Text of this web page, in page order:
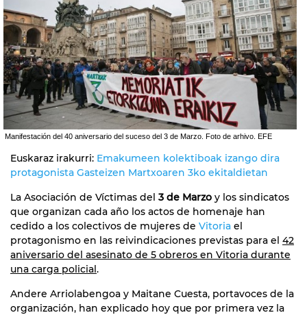
Manifestación del 40 aniversario del suceso del 3 de Marzo. Foto de arhivo. EFE
Euskaraz irakurri: Emakumeen kolektiboak izango dira
protagonista Gasteizen Martxoaren 3ko ekitaldietan
La Asociación de Víctimas del 3 de Marzo y los sindicatos
que organizan cada año los actos de homenaje han
cedido a los colectivos de mujeres de Vitoria el
protagonismo en las reivindicaciones previstas para el 42
aniversario del asesinato de 5 obreros en Vitoria durante
una carga policial.
Andere Arriolabengoa y Maitane Cuesta, portavoces de la
organización, han explicado hoy que por primera vez la